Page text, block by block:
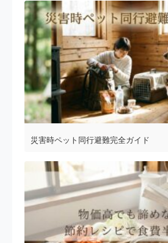
災害時ペット同行避難完全ガイド